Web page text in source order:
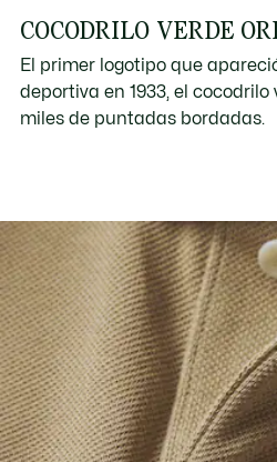
COCODRILO VERDE
El primer logotipo que
deportiva en 1933, el
miles de puntadas bordadas.